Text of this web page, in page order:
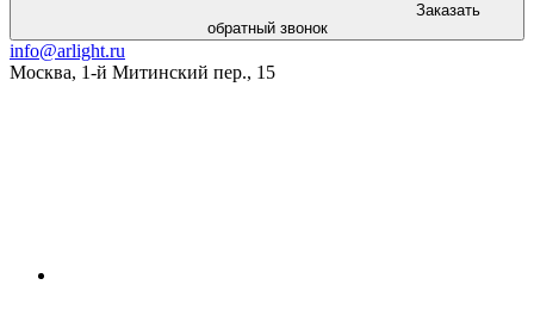
Заказать
обратный звонок
info@arlight.ru
Москва, 1-й Митинский пер., 15